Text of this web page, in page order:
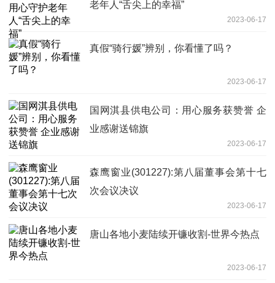
老年人“舌尖上的幸福”
2023-06-17
真假“骑行媛”辨别，你看懂了吗？
2023-06-17
国网淇县供电公司：用心服务获赞誉 企
业感谢送锦旗
2023-06-17
森鹰窗业(301227):第八届董事会第十七
次会议决议
2023-06-17
唐山各地小麦陆续开镰收割-世界今热点
2023-06-17